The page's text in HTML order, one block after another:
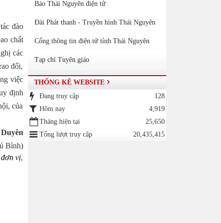
đào
chất
các
đổi,
việc
định
của
Bình)
đơn vị,
Báo Thái Nguyên điện tử
Đài Phát thanh - Truyền hình Thái Nguyên
Cổng thông tin điện tử tỉnh Thái Nguyên
Tạp chí Tuyên giáo
THỐNG KÊ WEBSITE
Đang truy cập
128
Hôm nay
4,919
Tháng hiện tại
25,650
Tổng lượt truy cập
20,435,415